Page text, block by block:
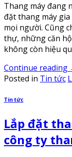
Thang máy đang
đặt thang máy
mọi người. Cũng
thự, những căn
không còn hiệu
Continue reading
Posted in Tin tức
Tin tức
Lắp đặt
công ty